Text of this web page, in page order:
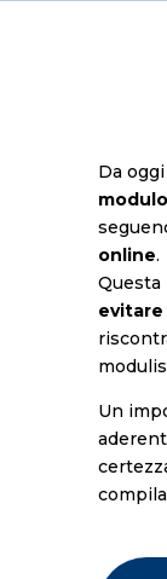
Da
online.
Questa
Un